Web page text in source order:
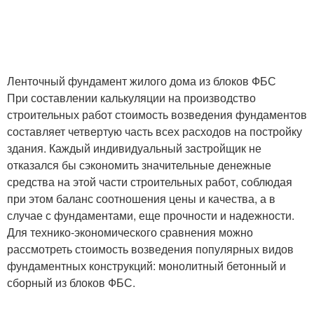
Ленточный фундамент жилого дома из блоков ФБС
При составлении калькуляции на производство
строительных работ стоимость возведения фундаментов
составляет четвертую часть всех расходов на постройку
здания. Каждый индивидуальный застройщик не
отказался бы сэкономить значительные денежные
средства на этой части строительных работ, соблюдая
при этом баланс соотношения цены и качества, а в
случае с фундаментами, еще прочности и надежности.
Для технико-экономического сравнения можно
рассмотреть стоимость возведения популярных видов
фундаментных конструкций: монолитный бетонный и
сборный из блоков ФБС.